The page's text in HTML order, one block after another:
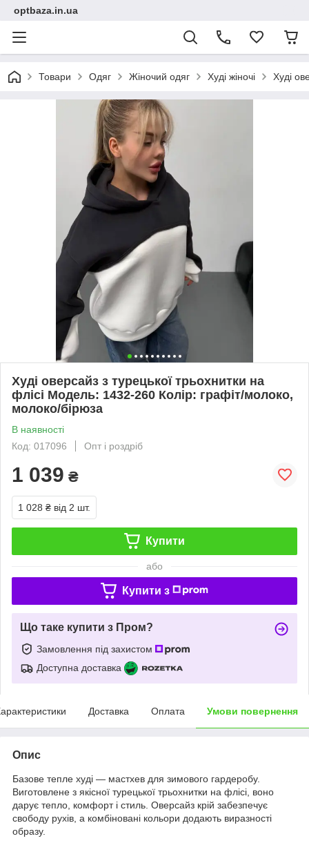
optbaza.in.ua
Товари Одяг Жіночий одяг Худі жіночі Худі
Худі оверсайз з турецької трьохнитки на
флісі Модель: 1432-260 Колір: графіт/молоко,
молоко/бірюза
В наявності
Код: 017096
Опт і роздріб
1 039 ₴
1 028 ₴ від 2 шт.
Купити
або
Купити з
Що таке купити з Пром?
Замовлення під захистом
Доступна доставка
Доставка Оплата Умови повернення
Опис
Базове тепле худі — мастхев для зимового гардеробу.
Виготовлене з якісної турецької трьохнитки на флісі, воно
дарує тепло, комфорт і стиль. Оверсайз крій забезпечує
свободу рухів, а комбіновані кольори додають виразності
образу.